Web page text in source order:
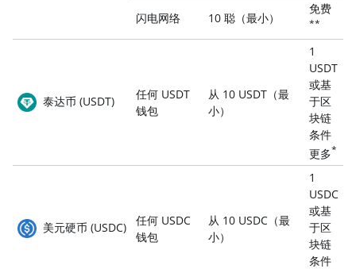
闪电网络 10 聪（最小）
免费
**
泰达币 (USDT)
任何 USDT
钱包
从 10 USDT（最
小）
1
USDT
或基
于区
块链
条件
更多*
美元硬币 (USDC)
任何 USDC
钱包
从 10 USDC（最
小）
1
USDC
或基
于区
块链
条件